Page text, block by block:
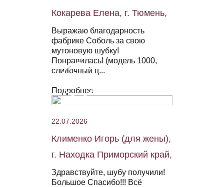
Кокарева Елена, г. Тюмень,
Выражаю благодарность
фабрике Соболь за свою
мутоновую шубку!
Понравилась! (модель 1000,
сливочный ц...
Подробнее
22.07.2026
Клименко Игорь (для жены),
г. Находка Приморский край,
Здравствуйте, шубу получили!
Большое Спасибо!!! Всё